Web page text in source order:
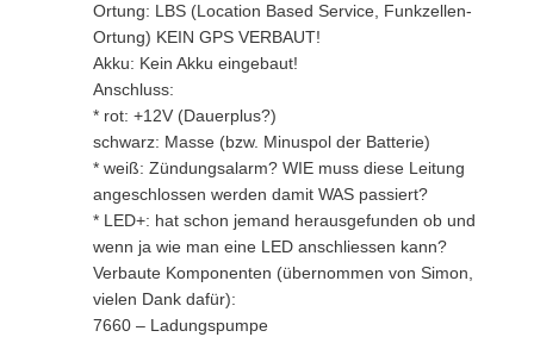
Ortung: LBS (Location Based Service, Funkzellen-
Ortung) KEIN GPS VERBAUT!
Akku: Kein Akku eingebaut!
Anschluss:
* rot: +12V (Dauerplus?)
schwarz: Masse (bzw. Minuspol der Batterie)
* weiß: Zündungsalarm? WIE muss diese Leitung
angeschlossen werden damit WAS passiert?
* LED+: hat schon jemand herausgefunden ob und
wenn ja wie man eine LED anschliessen kann?
Verbaute Komponenten (übernommen von Simon,
vielen Dank dafür):
7660 – Ladungspumpe